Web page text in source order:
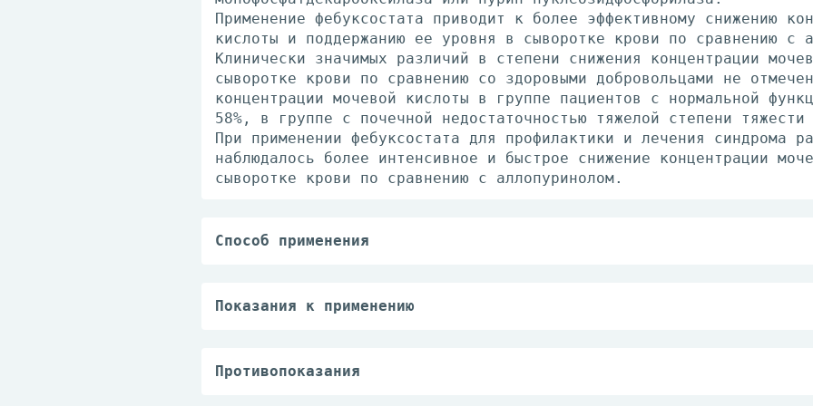
Применение фебуксостата приводит к более эффективному снижению
кислоты и поддержанию ее уровня в сыворотке крови по сравнению с
Клинически значимых различий в степени снижения концентрации
сыворотке крови по сравнению со здоровыми добровольцами не
концентрации мочевой кислоты в группе пациентов с нормальной
58%, в группе с почечной недостаточностью тяжелой степени
При применении фебуксостата для профилактики и лечения синдрома
наблюдалось более интенсивное и быстрое снижение концентрации
сыворотке крови по сравнению с аллопуринолом.
Способ применения
Рекомендованная начальная доза составляет 80 мг препарата
Снижение концентрации мочевой кислоты в сыворотке крови на фоне
Показания к применению
Лечение и профилактика гиперурикемии у взрослых пациентов при
Противопоказания